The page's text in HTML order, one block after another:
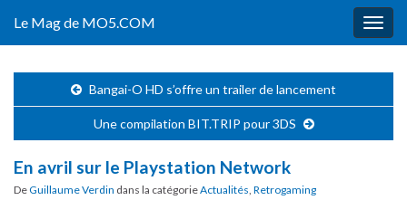
Le Mag de MO5.COM
Bangai-O HD s’offre un trailer de lancement
Une compilation BIT.TRIP pour 3DS
En avril sur le Playstation Network
DeGuillaume Verdin dans la catégorieActualités, Retrogaming